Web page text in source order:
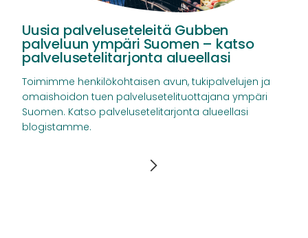
Uusia palveluseteleitä Gubben
palveluun ympäri Suomen – katso
palvelusetelitarjonta alueellasi
Toimimme henkilökohtaisen avun, tukipalvelujen ja
omaishoidon tuen palvelusetelituottajana ympäri
Suomen. Katso palvelusetelitarjonta alueellasi
blogistamme.